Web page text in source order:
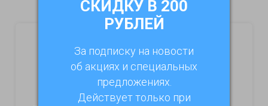
СКИДКУ В 200
РУБЛЕЙ
За подписку на новости
об акциях и специальных
предложениях.
Действует только при